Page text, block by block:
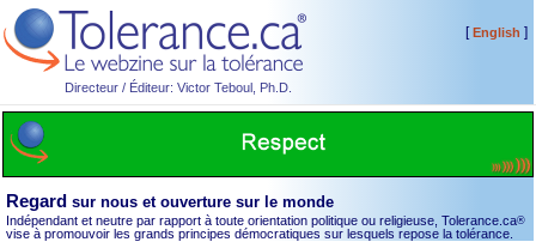
Directeur / Éditeur: Victor Teboul, Ph.D.
[English ]
Regard sur nous et ouverture sur le monde
Indépendant et neutre par rapport à toute orientation politique ou religieuse, Tolerance.ca®
vise à promouvoir les grands principes démocratiques sur lesquels repose la tolérance.